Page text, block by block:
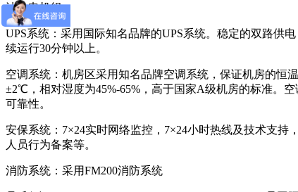
油发电机组。
UPS系统：采用国际知名品牌的UPS系统。稳定的双路供
续运行30分钟以上。
空调系统：机房区采用知名品牌空调系统，保证机房的恒
±2℃，相对湿度为45%-65%，高于国家A级机房的标准。
可靠性。
安保系统：7×24实时网络监控，7×24小时热线及技术支持
人员行为备案等。
消防系统：采用FM200消防系统